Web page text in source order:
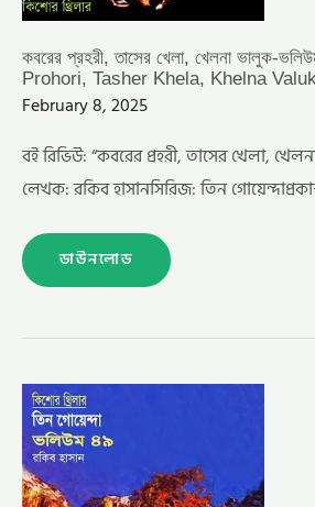
কবরের প্রহরী, তাসের খেলা, খেলনা ভালুক-
Prohori, Tasher Khela, Khelna
February 8, 2025
বই রিভিউ: “কবরের প্রহরী, তাসের খেলা,
লেখক: রকিব হাসানসিরিজ: তিন
ডাউনলোড
মাছির
সার্কাস,
মঞ্চভীতি,
ডীপ
ফ্রিজ-
ভলিউম-৪৯
(MACHIR
CIRCUS,